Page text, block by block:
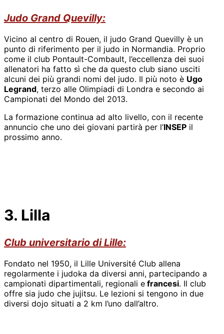
Judo Grand Quevilly:
Vicino al centro di Rouen, il judo Grand Quevilly è un
punto di riferimento per il judo in Normandia. Proprio
come il club Pontault-Combault, l’eccellenza dei suoi
allenatori ha fatto sì che da questo club siano usciti
alcuni dei più grandi nomi del judo. Il più noto è Ugo
Legrand, terzo alle Olimpiadi di Londra e secondo ai
Campionati del Mondo del 2013.
La formazione continua ad alto livello, con il recente
annuncio che uno dei giovani partirà per l’INSEP il
prossimo anno.
3. Lilla
Club universitario di Lille:
Fondato nel 1950, il Lille Université Club allena
regolarmente i judoka da diversi anni, partecipando a
campionati dipartimentali, regionali e francesi. Il club
offre sia judo che jujitsu. Le lezioni si tengono in due
diversi dojo situati a 2 km l’uno dall’altro.